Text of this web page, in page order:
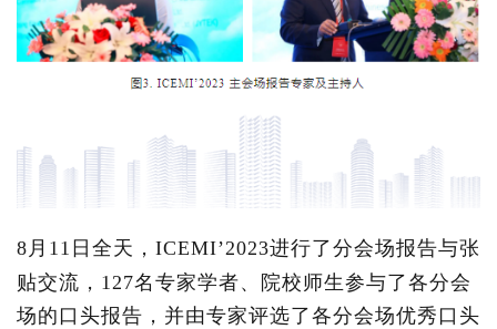
8月11日全天，ICEMI’2023进行了分会场报告与张
贴交流，127名专家学者、院校师生参与了各分会
场的口头报告，并由专家评选了各分会场优秀口头